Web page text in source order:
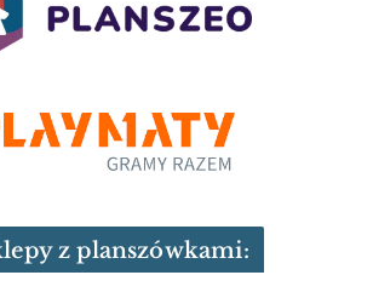
z planszówkami: